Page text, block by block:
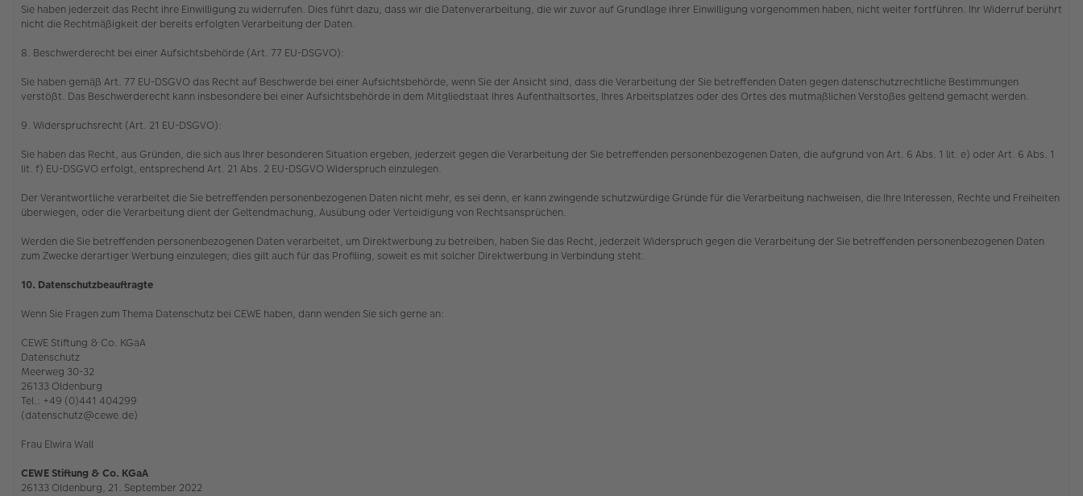
Sie haben jederzeit das Recht ihre Einwilligung zu widerrufen. Dies führt dazu, dass wir die Datenverarbeitung, die wir zuvor auf Grundlage ihrer Einwilligung vorgenommen haben, nicht weiter fortführen. Ihr Widerruf berührt
nicht die Rechtmäßigkeit der bereits erfolgten Verarbeitung der Daten.
8. Beschwerderecht bei einer Aufsichtsbehörde (Art. 77 EU-DSGVO):
Sie haben gemäß Art. 77 EU-DSGVO das Recht auf Beschwerde bei einer Aufsichtsbehörde, wenn Sie der Ansicht sind, dass die Verarbeitung der Sie betreffenden Daten gegen datenschutzrechtliche Bestimmungen
verstößt. Das Beschwerderecht kann insbesondere bei einer Aufsichtsbehörde in dem Mitgliedstaat Ihres Aufenthaltsortes, Ihres Arbeitsplatzes oder des Ortes des mutmaßlichen Verstoßes geltend gemacht werden.
9. Widerspruchsrecht (Art. 21 EU-DSGVO):
Sie haben das Recht, aus Gründen, die sich aus Ihrer besonderen Situation ergeben, jederzeit gegen die Verarbeitung der Sie betreffenden personenbezogenen Daten, die aufgrund von Art. 6 Abs. 1 lit. e) oder Art. 6 Abs. 1
lit. f) EU-DSGVO erfolgt, entsprechend Art. 21 Abs. 2 EU-DSGVO Widerspruch einzulegen.
Der Verantwortliche verarbeitet die Sie betreffenden personenbezogenen Daten nicht mehr, es sei denn, er kann zwingende schutzwürdige Gründe für die Verarbeitung nachweisen, die Ihre Interessen, Rechte und Freiheiten
überwiegen, oder die Verarbeitung dient der Geltendmachung, Ausübung oder Verteidigung von Rechtsansprüchen.
Werden die Sie betreffenden personenbezogenen Daten verarbeitet, um Direktwerbung zu betreiben, haben Sie das Recht, jederzeit Widerspruch gegen die Verarbeitung der Sie betreffenden personenbezogenen Daten
zum Zwecke derartiger Werbung einzulegen; dies gilt auch für das Profiling, soweit es mit solcher Direktwerbung in Verbindung steht.
10. Datenschutzbeauftragte
Wenn Sie Fragen zum Thema Datenschutz bei CEWE haben, dann wenden Sie sich gerne an:
CEWE Stiftung & Co. KGaA
Datenschutz
Meerweg 30-32
26133 Oldenburg
Tel.: +49 (0)441 404299
(datenschutz@cewe.de)
Frau Elwira Wall
CEWE Stiftung & Co. KGaA
26133 Oldenburg, 21. September 2022